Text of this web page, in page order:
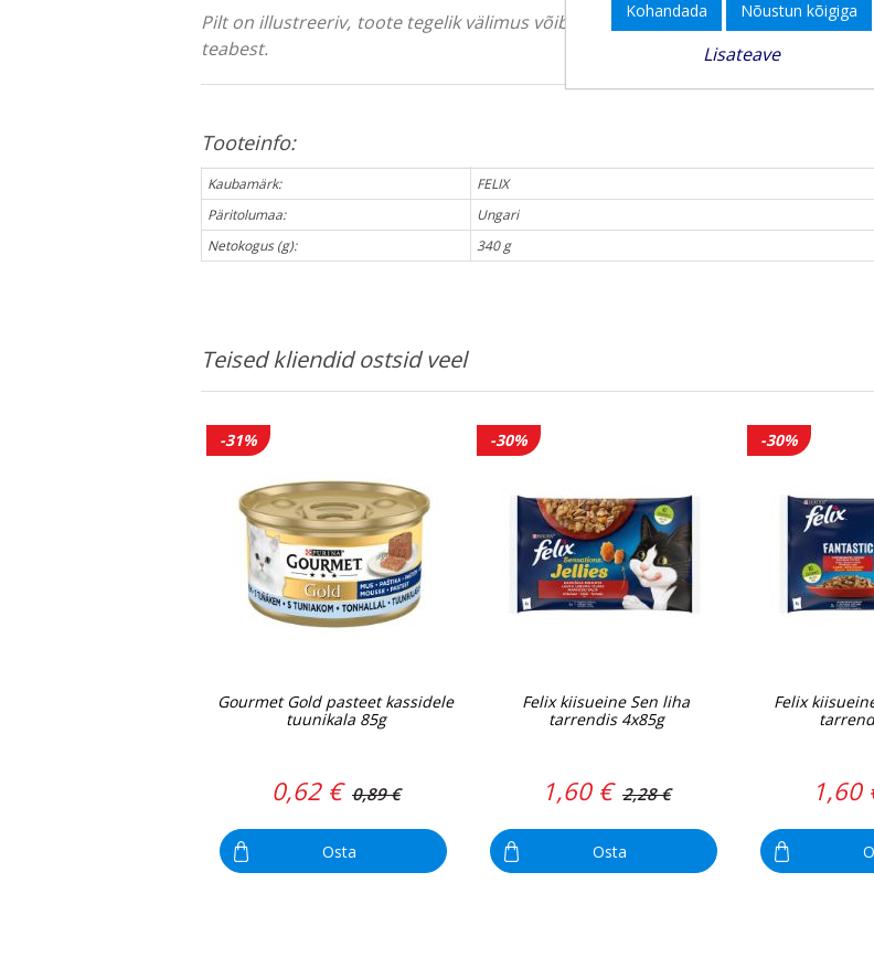
Pilt on illustreeriv, toote tegelik välimus võib erineda. Tootekirjeldus on üldise
teabest.
Tooteinfo:
Kaubamärk:
FELIX
Päritolumaa:
Ungari
Netokogus (g):
340 g
Teised kliendid ostsid veel
-31%
Gourmet Gold pasteet kassidele
tuunikala 85g
0,62 € 0,89 €
Osta
-30%
Felix kiisueine Sen liha
tarrendis 4x85g
1,60 € 2,28 €
Osta
-30%
Felix
1,60
Kohandada Nõustun kõigiga
Lisateave